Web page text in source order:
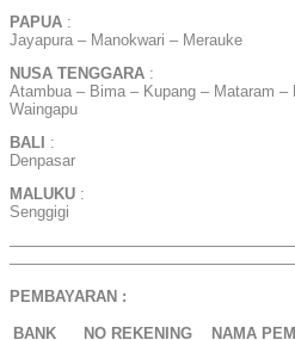
PAPUA :
Jayapura – Manokwari – Merauke
NUSA TENGGARA :
Atambua – Bima – Kupang – Mataram
Waingapu
BALI :
Denpasar
MALUKU :
Senggigi
PEMBAYARAN :
BANK NO REKENING NAMA